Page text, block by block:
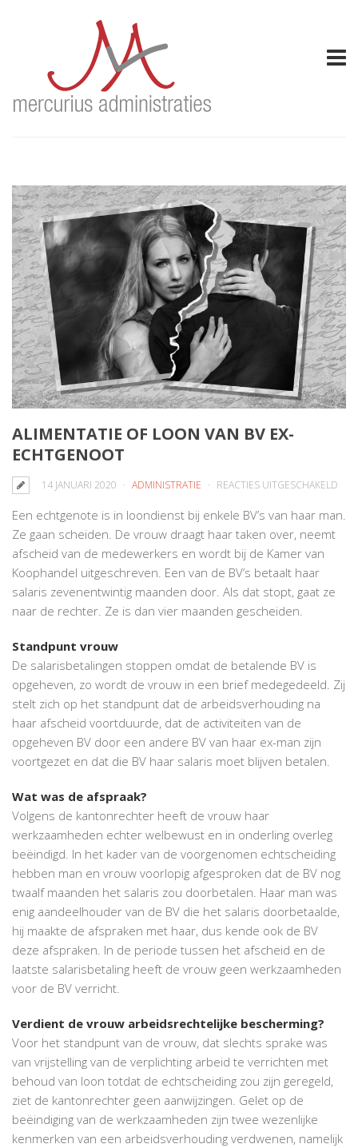
ALIMENTATIE OF LOON VAN BV EX-
ECHTGENOOT
14 JANUARI 2020 ADMINISTRATIE REACTIES UITGESCHAKELD
OF
Een echtgenote is in loondienst bij enkele BV’s van haar man.
Ze gaan scheiden. De vrouw draagt haar taken over, neemt
afscheid van de medewerkers en wordt bij de Kamer van
Koophandel uitgeschreven. Een van de BV’s betaalt haar
salaris zevenentwintig maanden door. Als dat stopt, gaat ze
naar de rechter. Ze is dan vier maanden gescheiden.
Standpunt vrouw
De salarisbetalingen stoppen omdat de betalende BV is
opgeheven, zo wordt de vrouw in een brief medegedeeld. Zij
stelt zich op het standpunt dat de arbeidsverhouding na
haar afscheid voortduurde, dat de activiteiten van de
opgeheven BV door een andere BV van haar ex-man zijn
voortgezet en dat die BV haar salaris moet blijven betalen.
Wat was de afspraak?
Volgens de kantonrechter heeft de vrouw haar
werkzaamheden echter welbewust en in onderling overleg
beëindigd. In het kader van de voorgenomen echtscheiding
hebben man en vrouw voorlopig afgesproken dat de BV nog
twaalf maanden het salaris zou doorbetalen. Haar man was
enig aandeelhouder van de BV die het salaris doorbetaalde,
hij maakte de afspraken met haar, dus kende ook de BV
deze afspraken. In de periode tussen het afscheid en de
laatste salarisbetaling heeft de vrouw geen werkzaamheden
voor de BV verricht.
Verdient de vrouw arbeidsrechtelijke bescherming?
Voor het standpunt van de vrouw, dat slechts sprake was
van vrijstelling van de verplichting arbeid te verrichten met
behoud van loon totdat de echtscheiding zou zijn geregeld,
ziet de kantonrechter geen aanwijzingen. Gelet op de
beëindiging van de werkzaamheden zijn twee wezenlijke
kenmerken van een arbeidsverhouding verdwenen, namelijk